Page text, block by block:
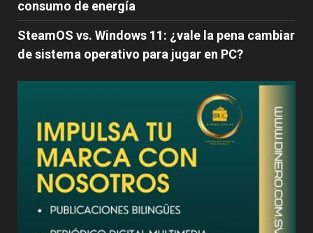
consumo de energía
SteamOS vs. Windows 11: ¿vale la pena cambiar
de sistema operativo para jugar en PC?